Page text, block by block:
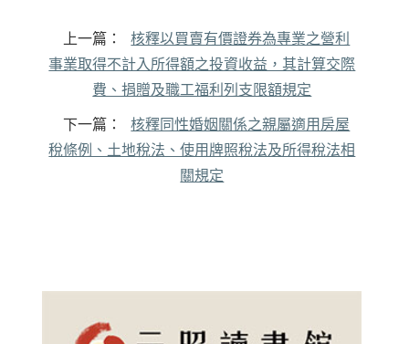
上一篇：
核釋以買賣有價證券為專業之營利
事業取得不計入所得額之投資收益，其計算交際
費、捐贈及職工福利列支限額規定
下一篇：
核釋同性婚姻關係之親屬適用房屋
稅條例、土地稅法、使用牌照稅法及所得稅法相
關規定